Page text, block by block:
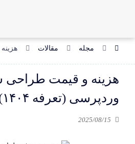
مجله مقالات
هزینه و قیمت طراحی
وردپرسی (تعرفه ۱۴۰۴)
2025/08/15